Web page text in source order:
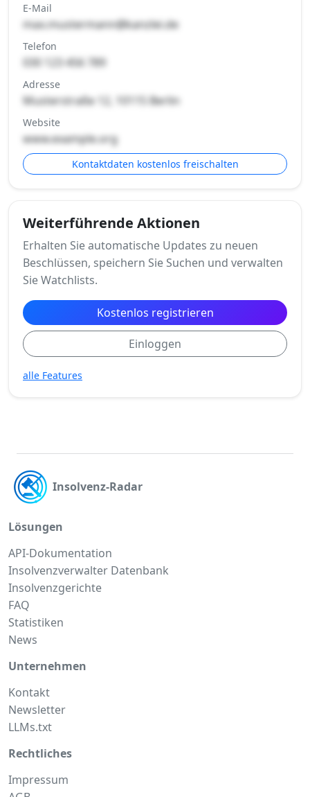
E-Mail
max.mustermann@kanzlei.de
Telefon
030 123 456 789
Adresse
Musterstraße 12, 10115 Berlin
Website
www.example.org
Kontaktdaten kostenlos freischalten
Weiterführende Aktionen
Erhalten Sie automatische Updates zu neuen
Beschlüssen, speichern Sie Suchen und verwalten
Sie Watchlists.
Kostenlos registrieren
Einloggen
alle Features
Insolvenz-Radar
Lösungen
API-Dokumentation
Insolvenzverwalter Datenbank
Insolvenzgerichte
FAQ
Statistiken
News
Unternehmen
Kontakt
Newsletter
LLMs.txt
Rechtliches
Impressum